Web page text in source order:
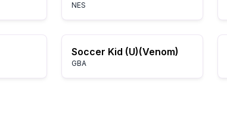
NES
Soccer Kid (U)(Venom)
GBA